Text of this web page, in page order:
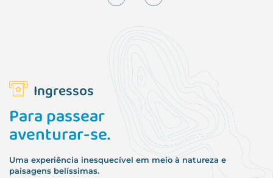
Ingressos
Para passear
aventurar-se.
Uma experiência inesquecível em meio à natureza e
paisagens belíssimas.